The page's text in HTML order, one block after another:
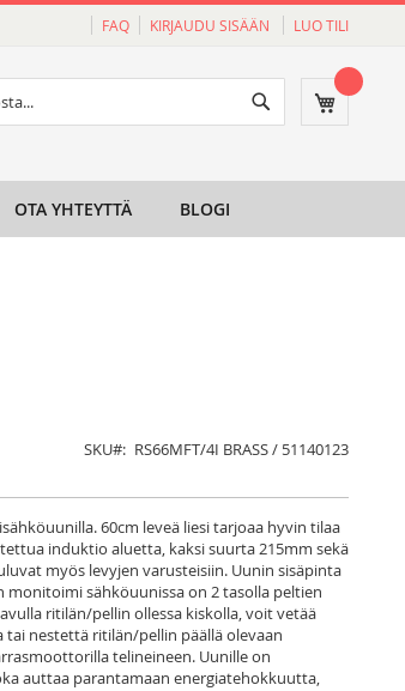
FAQ KIRJAUDU SISÄÄN LUO TILI
Ostoskori
OTA YHTEYTTÄ BLOGI
SKU RS66MFT/4I BRASS / 51140123
60cm leveä liesi tarjoaa hyvin tilaa
induktio aluetta, kaksi suurta 215mm sekä
myös levyjen varusteisiin. Uunin sisäpinta
sähköuunissa on 2 tasolla peltien
ritilän/pellin ollessa kiskolla, voit vetää
nestettä ritilän/pellin päällä olevaan
telineineen. Uunille on
auttaa parantamaan energiatehokkuutta,